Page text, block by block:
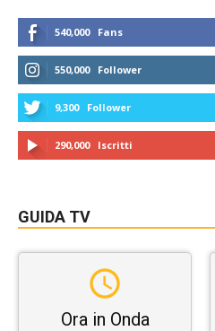
540,000 Fans
550,000 Follower
9,300 Follower
290,000 Iscritti
GUIDA TV
Ora in Onda